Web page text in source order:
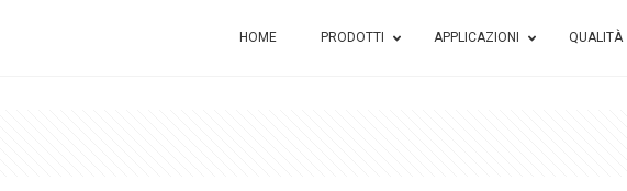
HOME PRODOTTI APPLICAZIONI QUALITÀ